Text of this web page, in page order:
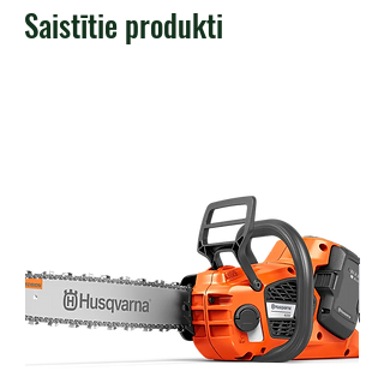
Saistītie produkti